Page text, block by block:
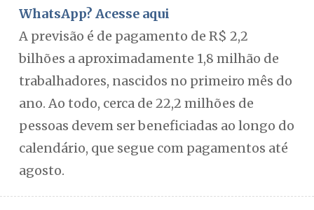
WhatsApp? Acesse aqui
A previsão é de pagamento de R$ 2,2
bilhões a aproximadamente 1,8 milhão de
trabalhadores, nascidos no primeiro mês do
ano. Ao todo, cerca de 22,2 milhões de
pessoas devem ser beneficiadas ao longo do
calendário, que segue com pagamentos até
agosto.